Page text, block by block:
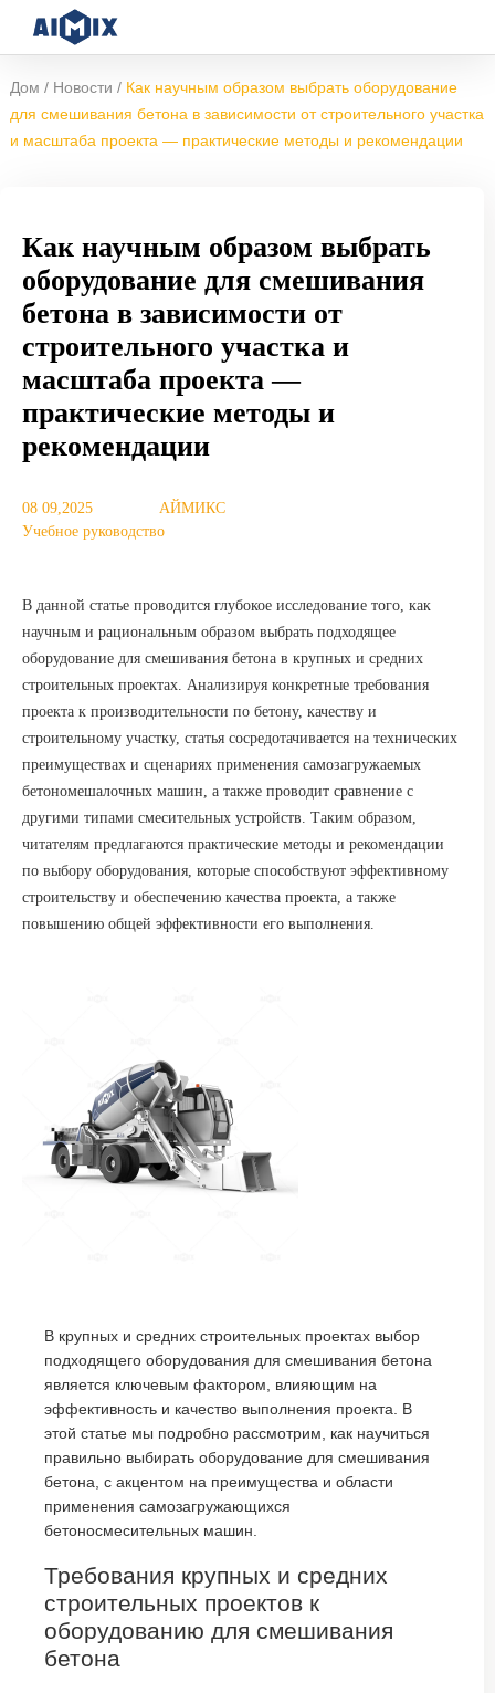
Дом / Новости / Как научным образом выбрать оборудование
для смешивания бетона в зависимости от строительного участка
и масштаба проекта — практические методы и рекомендации
Как научным образом выбрать
оборудование для смешивания
бетона в зависимости от
строительного участка и
масштаба проекта —
практические методы и
рекомендации
08 09,2025
АЙМИКС
Учебное руководство
В данной статье проводится глубокое исследование того, как
научным и рациональным образом выбрать подходящее
оборудование для смешивания бетона в крупных и средних
строительных проектах. Анализируя конкретные требования
проекта к производительности по бетону, качеству и
строительному участку, статья сосредотачивается на технических
преимуществах и сценариях применения самозагружаемых
бетономешалочных машин, а также проводит сравнение с
другими типами смесительных устройств. Таким образом,
читателям предлагаются практические методы и рекомендации
по выбору оборудования, которые способствуют эффективному
строительству и обеспечению качества проекта, а также
повышению общей эффективности его выполнения.
В крупных и средних строительных проектах выбор
подходящего оборудования для смешивания бетона
является ключевым фактором, влияющим на
эффективность и качество выполнения проекта. В
этой статье мы подробно рассмотрим, как научиться
правильно выбирать оборудование для смешивания
бетона, с акцентом на преимущества и области
применения самозагружающихся
бетоносмесительных машин.
Требования крупных и средних
строительных проектов к
оборудованию для смешивания
бетона